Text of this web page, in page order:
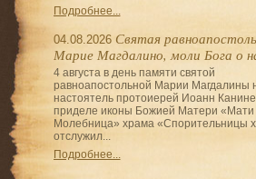
Подробнее...
04.08.2026 Святая
Марие Магдалино, моли Бога о
4 августа в день памяти святой
равноапостольной Марии Магдалины
настоятель протоиерей Иоанн
приделе иконы Божией Матери «Мати
Молебница» храма «Спорительницы
отслужил...
Подробнее...